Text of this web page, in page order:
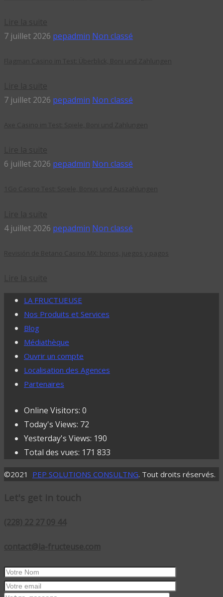
7 juillet 2026 pepadmin Non classé
7 juillet 2026 pepadmin Non classé
6 juillet 2026 pepadmin Non classé
4 juillet 2026 pepadmin Non classé
LA FRUCTUEUSE
Nos Produits et Services
Blog
Médiathèque
Ouvrir un compte
Localisation des Agences
Partenaires
Online Visitors: 0
Today's Views: 72
Yesterday's Views: 190
Total des vues: 171 833
©2021 PEP SOLUTIONS CONSULTNG. Tout droits réservés.